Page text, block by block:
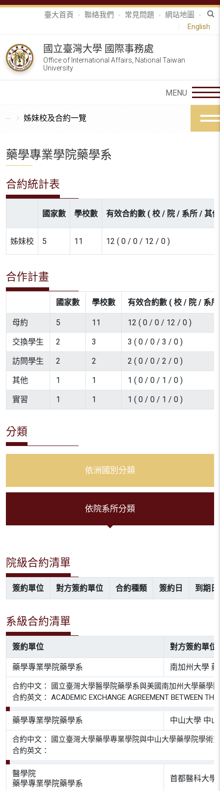
臺大首頁 聯絡我們 常見問題
網站地圖
English
國立臺灣大學 國際事務處
Office of International Affairs, National Taiwan
University
姊妹校及合約一覽
藥學專業學院藥學系
合約統計表
國家數 學校數 有效合約數 ( 校 / 院 / 系所 / 其
姊妹校 5 11 12 ( 0 / 0 / 12 / 0 )
合作計畫
國家數 學校數 有效合約數 ( 校 / 院 / 系
母約 5 11 12 ( 0 / 0 / 12 / 0 )
交換學生 2 3 3 ( 0 / 0 / 3 / 0 )
訪問學生 2 2 2 ( 0 / 0 / 2 / 0 )
其他 1 1 1 ( 0 / 0 / 1 / 0 )
實習 1 1 1 ( 0 / 0 / 1 / 0 )
分類
依洲國別分類
依院系所分類
院級合約清單
簽約單位 對方簽約單位 合約種類 簽約日 到期日
系級合約清單
簽約單位 對方簽約單位
藥學專業學院藥學系 南加州大學
合約中文： 國立臺灣大學醫學院藥學系與美國南加州大學藥學
合約英文： ACADEMIC EXCHANGE AGREEMENT BETWEEN
藥學專業學院藥學系 中山大學 中
合約中文： 國立臺灣大學藥學專業學院與中山大學藥學院學術
合約英文：
醫學院
藥學專業學院藥學系
首都醫科大學